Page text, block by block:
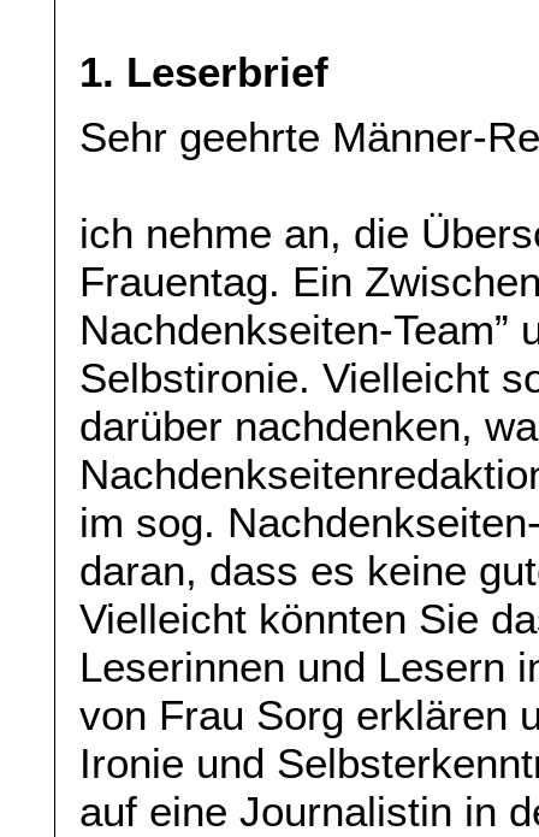
1. Leserbrief
Sehr geehrte Männer-
ich nehme an, die
Frauentag. Ein
Nachdenkseiten-
Selbstironie. Vielleicht
darüber nachdenken,
im sog.
daran, dass es keine
Vielleicht könnten Sie
Leserinnen und Lesern
von Frau Sorg erklären
Ironie und
auf eine Journalistin in